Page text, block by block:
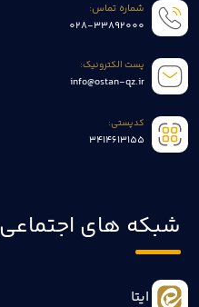
شماره تماس:
028-33892000
پست الکترونیک:
info@ostan-qz.ir
کدپستی:
3414613155
شبکه های اجتماعی
ایتا